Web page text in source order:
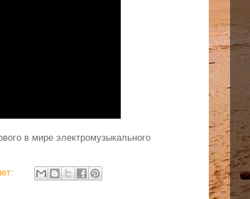
в мире электромузыкального